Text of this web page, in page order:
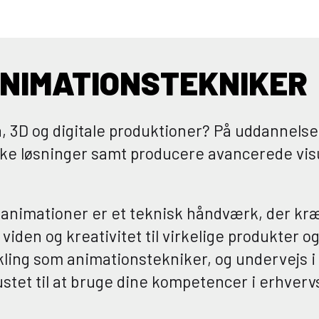
3D og digitale produktioner? På
løsninger samt producere avancerede
er et teknisk håndværk, der
og kreativitet til virkelige produkter
som animationstekniker, og undervejs
til at bruge dine kompetencer i